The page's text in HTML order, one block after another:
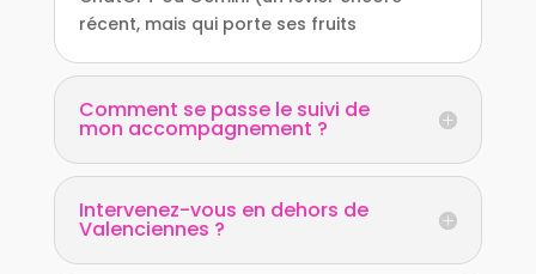
récent, mais qui porte ses fruits
Comment se passe le suivi de
mon accompagnement ?
Intervenez-vous en dehors de
Valenciennes ?